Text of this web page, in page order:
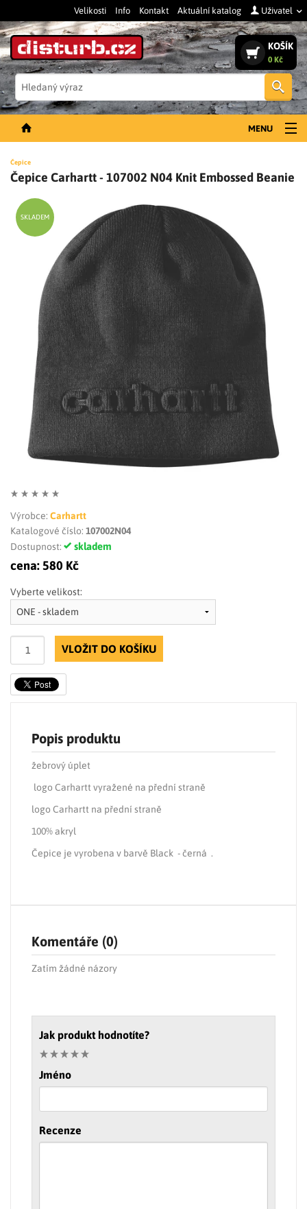
Velikosti Info Kontakt Aktuální katalog Uživatel
KOŠÍK
0 Kč
MENU
PÁNSKÉ OBLEČENÍ
DÁMSKÉ OBLEČENÍ
DOPLŇKY
PRACOVNÍ BOTY
SLEVY A VÝPRODEJ
LIMITOVANÉ EDICE
RUKAVICE
Čepice
Čepice Carhartt - 107002 N04 Knit Embossed Beanie
SKLADEM
Výrobce: Carhartt
Katalogové číslo: 107002N04
Dostupnost:
skladem
cena:580 Kč
Vyberte velikost:
VLOŽIT DO KOŠÍKU
Popis produktu
žebrový úplet
logo Carhartt vyražené na přední straně
logo Carhartt na přední straně
100% akryl
Čepice je vyrobena v barvě Black - černá .
Komentáře (0)
Zatím žádné názory
Jak produkt hodnotíte?
Jméno
Recenze